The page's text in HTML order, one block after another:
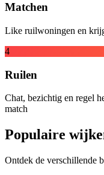
Matchen
Like ruilwoningen en
4
Ruilen
Chat, bezichtig en regel
match
Populaire
Ontdek de verschillende